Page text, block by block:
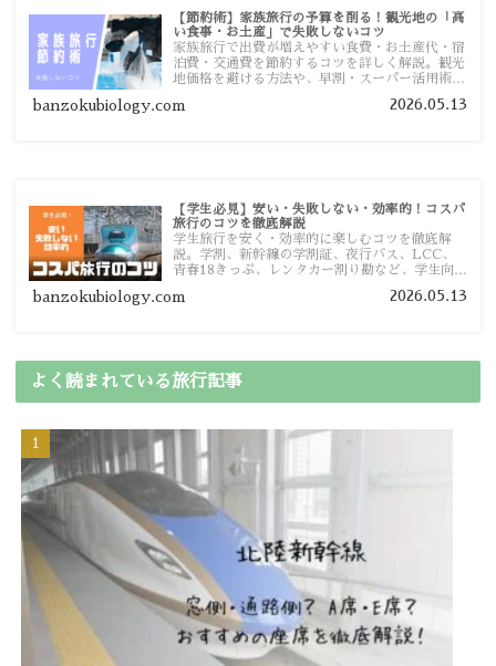
【節約術】家族旅行の予算を削る！観光地の「高
い食事・お土産」で失敗しないコツ
家族旅行で出費が増えやすい食費・お土産代・宿
泊費・交通費を節約するコツを詳しく解説。観光
地価格を避ける方法や、早割・スーパー活用術、
banzokubiology.com 2026.05.13
【学生必見】安い・失敗しない・効率的！コスパ
旅行のコツを徹底解説
学生旅行を安く・効率的に楽しむコツを徹底解
説。学割、新幹線の学割証、夜行バス、LCC、
青春18きっぷ、レンタカー割り勘など、学生向け
banzokubiology.com 2026.05.13
よく読まれている旅行記事